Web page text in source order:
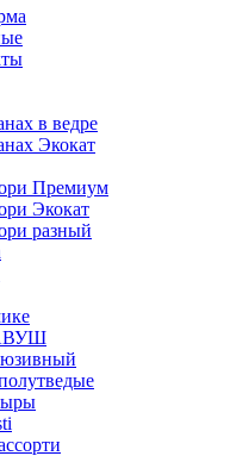
в ведре
Экокат
Премиум
Экокат
разный